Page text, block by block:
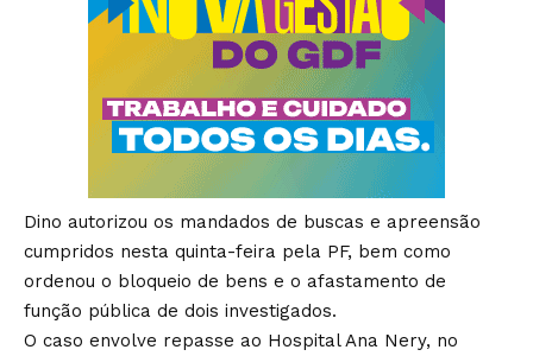
Dino autorizou os mandados de buscas e apreensão
cumpridos nesta quinta-feira pela PF, bem como
ordenou o bloqueio de bens e o afastamento de
função pública de dois investigados.
O caso envolve repasse ao Hospital Ana Nery, no